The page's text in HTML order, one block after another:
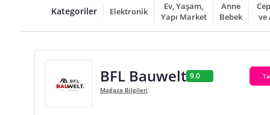
Kategoriler Elektronik
Ev, Yaşam,
Yapı Market
Anne
Bebek
ve
BFL Bauwelt 9.0
Mağaza Bilgileri